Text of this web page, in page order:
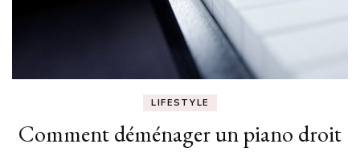
LIFESTYLE
Comment déménager un piano droit